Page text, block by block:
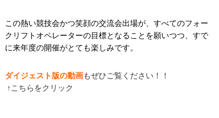
この熱い競技会かつ笑顔の交流会出場が、すべてのフォー
クリフトオペレーターの目標となることを願いつつ、すで
に来年度の開催がとても楽しみです。
ダイジェスト版の動画もぜひご覧ください！！
↑こちらをクリック